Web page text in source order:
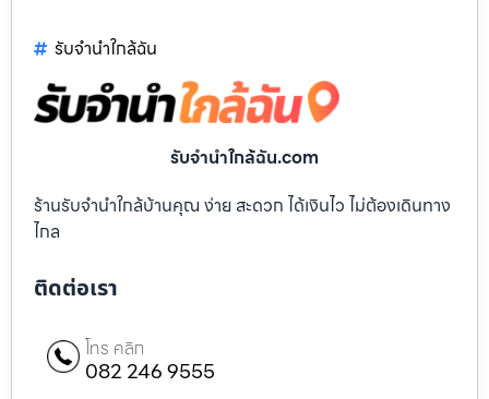
รับจํานําใกล้ฉัน
รับจํานําใกล้ฉัน.com
ร้านรับจำนำใกล้บ้านคุณ ง่าย สะดวก ได้เงินไว ไม่ต้องเดินทาง
ไกล
ติดต่อเรา
โทร คลิก
082 246 9555